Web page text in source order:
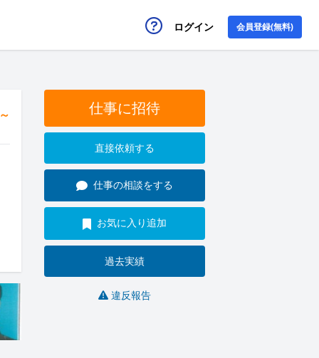
ログイン 会員登録(無料)
仕事に招待
直接依頼する
仕事の相談をする
お気に入り追加
過去実績
違反報告